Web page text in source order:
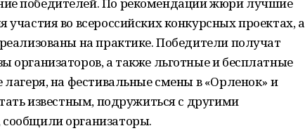
во всероссийских конкурсных проектах, а
на практике. Победители получат
а также льготные и бесплатные
на фестивальные смены в «Орленок» и
известным, подружиться с другими
организаторы.